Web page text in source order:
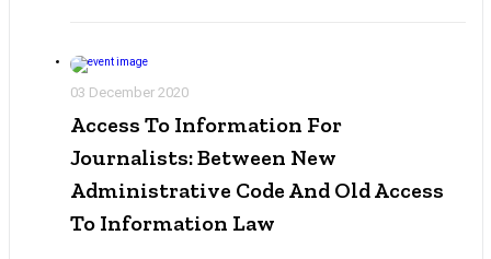
03 December 2020
Access To Information For
Journalists: Between New
Administrative Code And Old Access
To Information Law